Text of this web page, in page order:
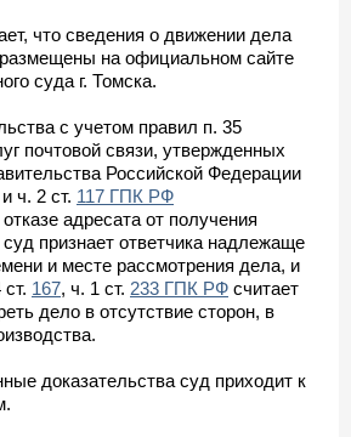
что сведения о движении дела
на официальном сайте
суда г. Томска.
с учетом правил п. 35
почтовой связи, утвержденных
Российской Федерации
ч. 2 ст. 117 ГПК РФ
адресата от получения
признает ответчика надлежаще
и месте рассмотрения дела, и
167, ч. 1 ст. 233 ГПК РФ считает
дело в отсутствие сторон, в
доказательства суд приходит к